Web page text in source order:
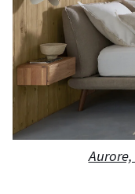
Aurore,